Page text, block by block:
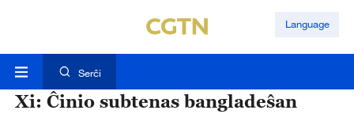
Language
Serĉi
Xi: Ĉinio subtenas bangladeŝan